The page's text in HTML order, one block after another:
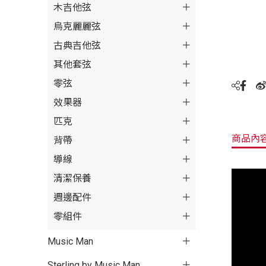
木吉他弦
烏克麗麗弦
古典吉他弦
其他套弦
零弦
效果器
匹克
背帶
導線
清潔保養
週邊配件
零組件
Music Man
商品內